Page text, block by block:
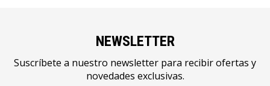
NEWSLETTER
Suscríbete a nuestro newsletter para recibir ofertas y
novedades exclusivas.